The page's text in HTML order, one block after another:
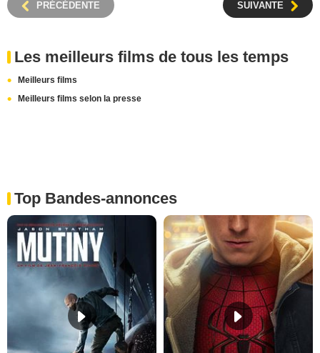
PRÉCÉDENTE SUIVANTE
Les meilleurs films de tous les temps
Meilleurs films
Meilleurs films selon la presse
Top Bandes-annonces